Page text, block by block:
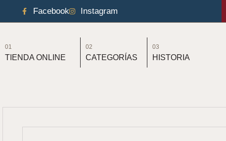
Facebook Instagram
01
TIENDA ONLINE
02
CATEGORÍAS
03
HISTORIA